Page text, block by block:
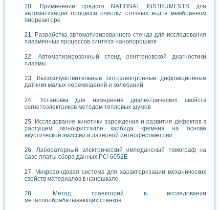
Применение средств NATIONAL INSTRUMENTS для
автоматизации процесса очистки сточных вод в мембранном
биореакторе
Разработка автоматизированного стенда для исследования
плазменных процессов синтеза нанопорошков
Автоматизированный стенд рентгеновской диагностики
плазмы
Высокочувствительные оптоэлектронные дифракционные
датчики малых перемещений и колебаний
Установка для измерения диэлектрических свойств
сегнетоэлектриков методом тепловых шумов
Исследование кинетики зарождения и развития дефектов в
растущем монокристалле карбида кремния на основе
акустической эмиссии и лазерной интерферометрии
Лабораторный электрический импедансный томограф на
базе платы сбора данных PCI 6052E
Микрозондовая система для характеризации механических
свойств материалов в наношкале
Метод траекторий в исследовании
металлообрабатывающих станков